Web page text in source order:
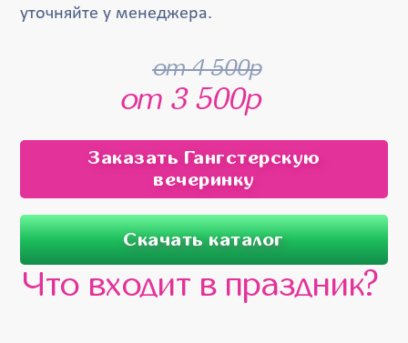
уточняйте у менеджера.
от 4 500р
от 3 500р
Заказать Гангстерскую
вечеринку
Скачать каталог
Что входит в праздник?